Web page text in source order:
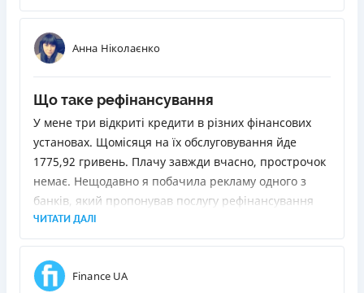
Звернутися до банку з проханням про кредит. Але
вони бувають різні. Ми розповімо, як вибрати
найліпший.Анна Ніколаєнко
Що таке рефінансування
У мене три відкриті кредити в різних фінансових
установах. Щомісяця на їх обслуговування йде
1775,92 гривень. Плачу завжди вчасно, прострочок
немає. Нещодавно я побачила рекламу одного з
банків, який пропонував послугу рефінансування
позик. Суть у тому, щоб видати новий кредит для
погашення старих. Я вирішила з'ясувати, що для
цього потрібно і чи буде це для мене вигідно.
ЧИТАТИ ДАЛІ
Finance UA